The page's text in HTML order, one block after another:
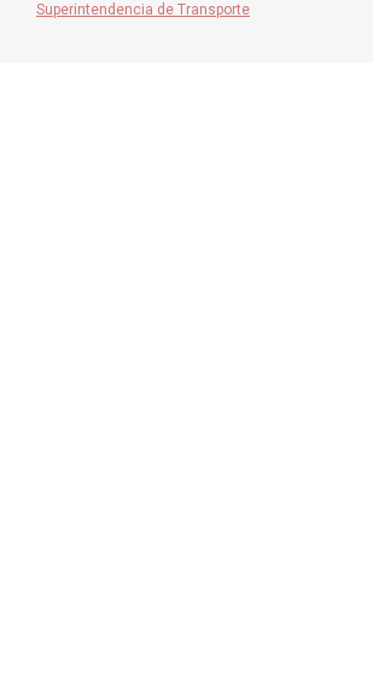
Superintendencia de Transporte